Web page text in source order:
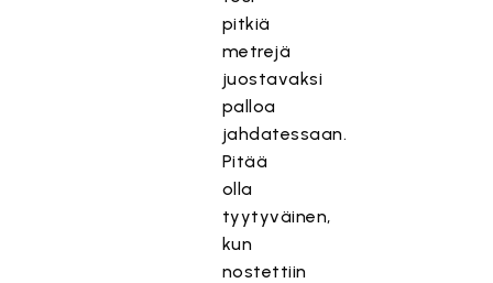
pitkiä
metrejä
juostavaksi
palloa
jahdatessaan.
Pitää
olla
tyytyväinen,
kun
nostettiin